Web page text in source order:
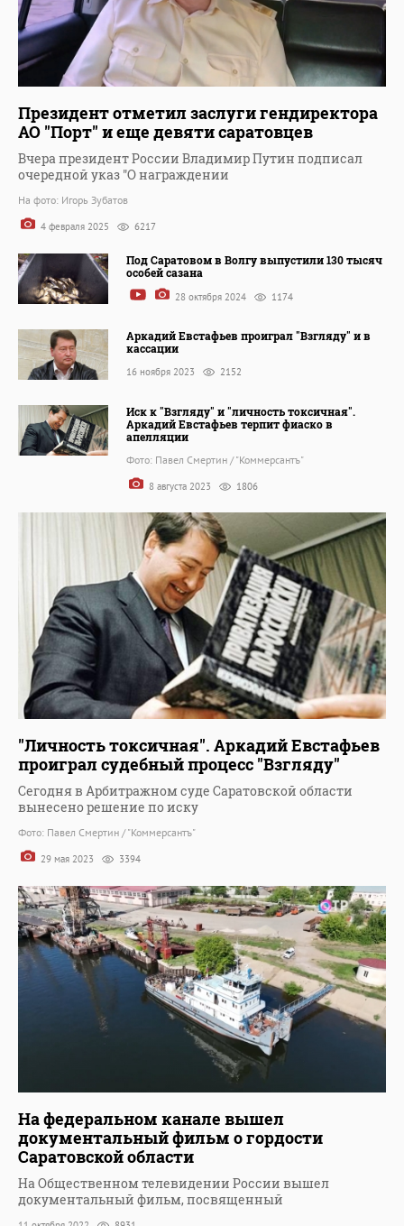
Президент отметил заслуги гендиректора
АО "Порт" и еще девяти саратовцев
Вчера президент России Владимир Путин подписал
очередной указ "О награждении
На фото: Игорь Зубатов
4 февраля 2025 6217
Под Саратовом в Волгу выпустили 130 тысяч
особей сазана
28 октября 2024 1174
Аркадий Евстафьев проиграл "Взгляду" и в
кассации
16 ноября 2023 2152
Иск к "Взгляду" и "личность токсичная".
Аркадий Евстафьев терпит фиаско в
апелляции
Фото: Павел Смертин / "Коммерсантъ"
8 августа 2023 1806
"Личность токсичная". Аркадий Евстафьев
проиграл судебный процесс "Взгляду"
Сегодня в Арбитражном суде Саратовской области
вынесено решение по иску
Фото: Павел Смертин / "Коммерсантъ"
29 мая 2023 3394
На федеральном канале вышел
документальный фильм о гордости
Саратовской области
На Общественном телевидении России вышел
документальный фильм, посвященный